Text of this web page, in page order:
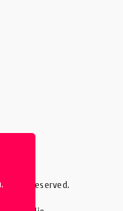
rights reserved.